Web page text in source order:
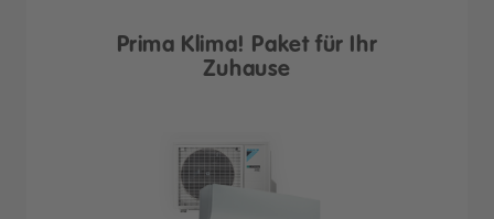
Prima Klima! Paket für Ihr
Zuhause